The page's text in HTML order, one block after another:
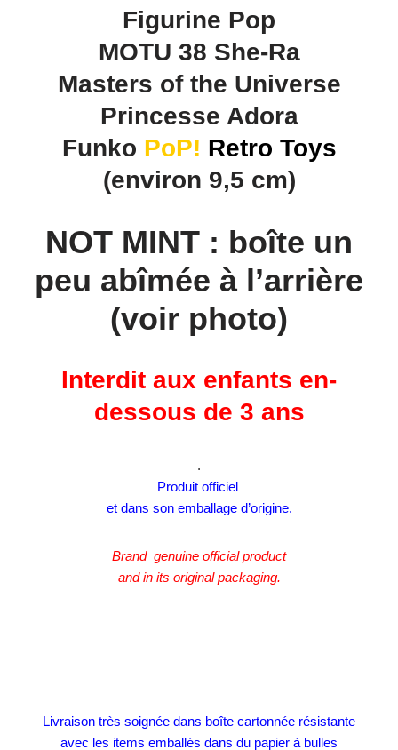
Figurine Pop
MOTU 38 She-Ra
Masters of the Universe
Princesse Adora
Funko PoP! Retro Toys
(environ 9,5 cm)
NOT MINT : boîte un
peu abîmée à l’arrière
(voir photo)
Interdit aux enfants en-
dessous de 3 ans
.
Produit officiel
et dans son emballage d’origine.
Brand genuine official product
and in its original packaging.
Livraison très soignée dans boîte cartonnée résistante
avec les items emballés dans du papier à bulles